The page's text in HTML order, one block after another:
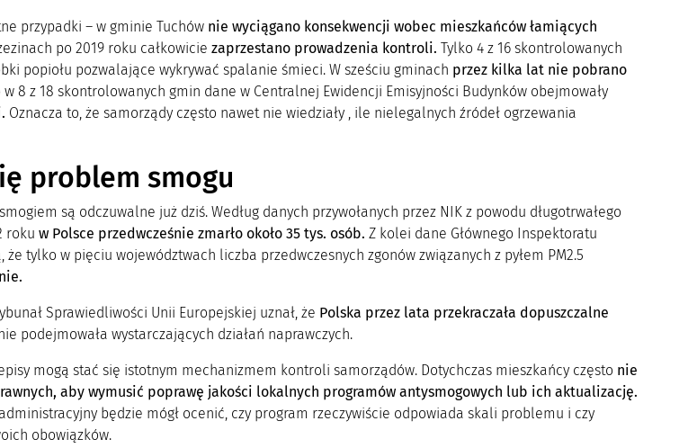
przypadki – w gminie Tuchów nie wyciągano konsekwencji wobec mieszkańców łamiących
po 2019 roku całkowicie zaprzestano prowadzenia kontroli. Tylko 4 z 16 skontrolowanych
popiołu pozwalające wykrywać spalanie śmieci. W sześciu gminach przez kilka lat nie pobrano
w 8 z 18 skontrolowanych gmin dane w Centralnej Ewidencji Emisyjności Budynków obejmowały
Oznacza to, że samorządy często nawet nie wiedziały , ile nielegalnych źródeł ogrzewania
problem smogu
są odczuwalne już dziś. Według danych przywołanych przez NIK z powodu długotrwałego
roku w Polsce przedwcześnie zmarło około 35 tys. osób. Z kolei dane Głównego Inspektoratu
tylko w pięciu województwach liczba przedwczesnych zgonów związanych z pyłem PM2.5
Sprawiedliwości Unii Europejskiej uznał, że Polska przez lata przekraczała dopuszczalne
podejmowała wystarczających działań naprawczych.
mogą stać się istotnym mechanizmem kontroli samorządów. Dotychczas mieszkańcy często nie
aby wymusić poprawę jakości lokalnych programów antysmogowych lub ich aktualizację.
będzie mógł ocenić, czy program rzeczywiście odpowiada skali problemu i czy
obowiązków.